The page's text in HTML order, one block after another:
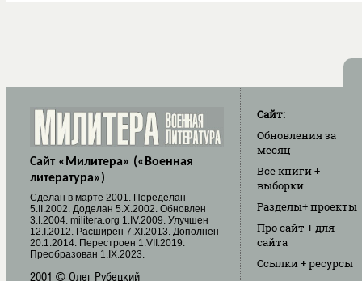
Сайт «Милитера» («Военная
литература»)
Cделан в марте 2001. Переделан
5.II.2002. Доделан 5.X.2002. Обновлен
3.I.2004. militera.org 1.IV.2009. Улучшен
12.I.2012. Расширен 7.XI.2013. Дополнен
20.1.2014. Перестроен 1.VII.2019.
Преобразован 1.IX.2023.
2001 © Олег Рубецкий
Сайт:
Обновленияза
месяц
Все книги+
выборки
Разделы+ проекты
Про сайт + для
сайта
Ссылки+ ресурсы